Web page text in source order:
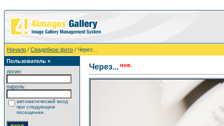
Начало / Свадебное фото / Через...
Пользователь »
логин:
пароль:
автоматический вход
при следующем
посещении.
Через... нов.